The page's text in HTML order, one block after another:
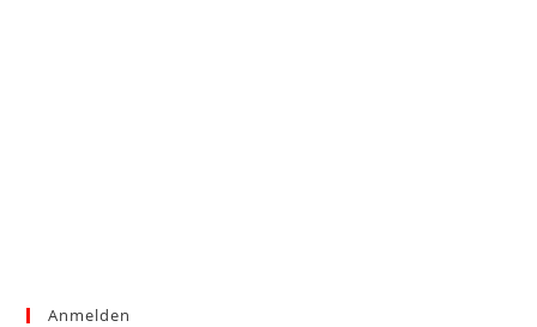
Anmelden